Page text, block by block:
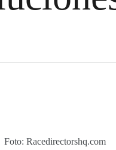
Foto: Racedirectorshq.com